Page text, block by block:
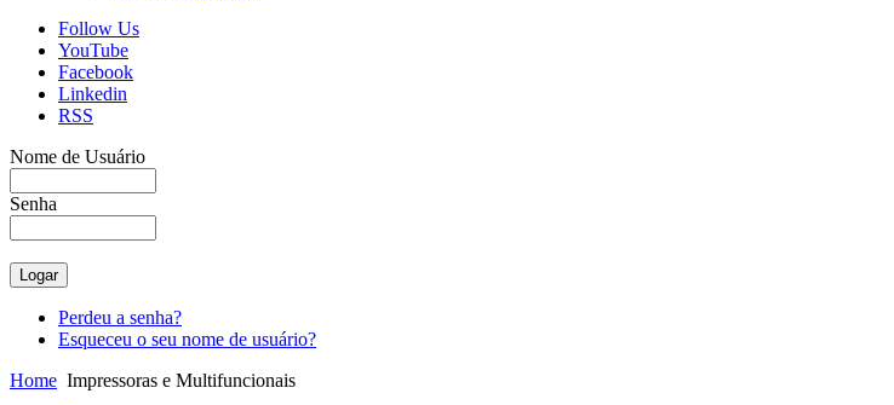
Follow Us
YouTube
Facebook
Linkedin
RSS
Nome de Usuário
Senha
Perdeu a senha?
Esqueceu o seu nome de usuário?
Home Impressoras e Multifuncionais